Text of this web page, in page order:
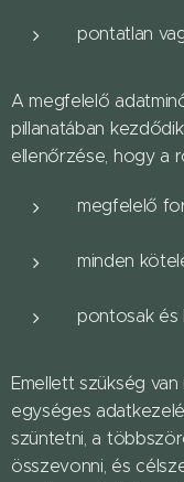
pontatlan
A megfelelő
pillanatában
ellenőrzése, hogy a
megfelelő
minden
pontosak és
Emellett szükség
egységes
szüntetni, a
összevonni, és